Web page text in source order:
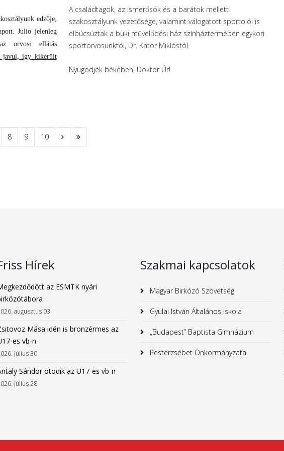
edzője,
Julio jelenleg
orvosi ellátás
javul, így kikerült
A családtagok, az ismerősök és a barátok mellett
szakosztályunk vezetősége, valamint válogatott sportolói is
elbúcsúztak a büki művelődési ház színháztermében egykori
sportorvosunktól, Dr. Kator Miklóstól.
Nyugodjék békében, Doktor Úr!
8 9 10
Hírek
az ESMTK nyári
augusztus 03
Mása idén is bronzérmes az
es vb-n
július 30
Sándor ötödik az U17-es vb-n
július 28
Szakmai kapcsolatok
Magyar Birkózó Szövetség
Gyulai István Általános Iskola
„Budapest” Baptista Gimnázium
Pesterzsébet Önkormányzata